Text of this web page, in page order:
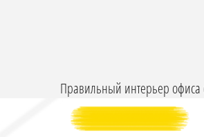
Правильный интерьер офиса
Кроме того дизайн
который формирует о ней